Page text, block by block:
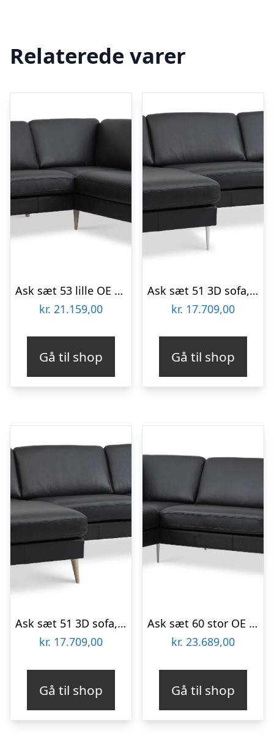
Relaterede varer
Ask sæt 53 lille OE sofa, m. højre chaiselong – sort semianilin læder og natur træ
kr. 21.159,00
Gå til shop
Ask sæt 51 3D sofa, m. chaiselong – sort semianilin læder og børstet aluminium
kr. 17.709,00
Gå til shop
Ask sæt 51 3D sofa, m. chaiselong – sort semianilin læder og natur træ.
kr. 17.709,00
Gå til shop
Ask sæt 60 stor OE sofa, m. venstre chaiselong – sort semianilin læder og børstet aluminium
kr. 23.689,00
Gå til shop